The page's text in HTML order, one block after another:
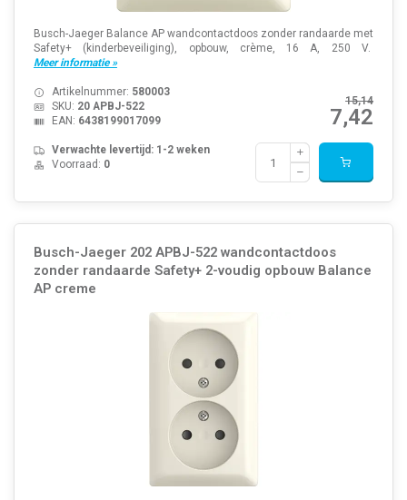
Busch-Jaeger Balance AP wandcontactdoos zonder randaarde met
Safety+ (kinderbeveiliging), opbouw, crème, 16 A, 250 V.
Meer informatie »
15,14
7,42
Artikelnummer: 580003
SKU: 20 APBJ-522
EAN: 6438199017099
Verwachte levertijd: 1-2 weken
Voorraad: 0
Busch-Jaeger 202 APBJ-522 wandcontactdoos
zonder randaarde Safety+ 2-voudig opbouw Balance
AP creme